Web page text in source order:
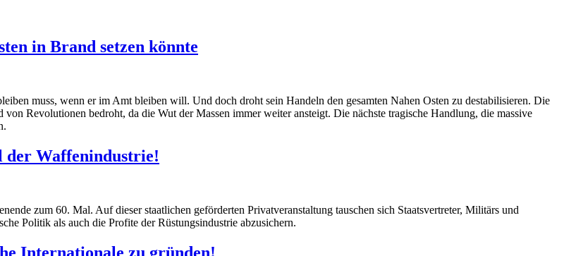
in Brand setzen könnte
muss, wenn er im Amt bleiben will. Und doch droht sein Handeln den gesamten Nahen Osten zu destabilisieren. Die
Revolutionen bedroht, da die Wut der Massen immer weiter ansteigt. Die nächste tragische Handlung, die massive
der Waffenindustrie!
zum 60. Mal. Auf dieser staatlichen geförderten Privatveranstaltung tauschen sich Staatsvertreter, Militärs und
Politik als auch die Profite der Rüstungsindustrie abzusichern.
Internationale zu gründen!